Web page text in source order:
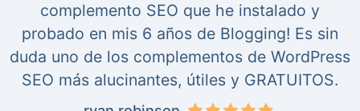
complemento SEO que he instalado y
probado en mis 6 años de Blogging! Es sin
duda uno de los complementos de WordPress
SEO más alucinantes, útiles y GRATUITOS.